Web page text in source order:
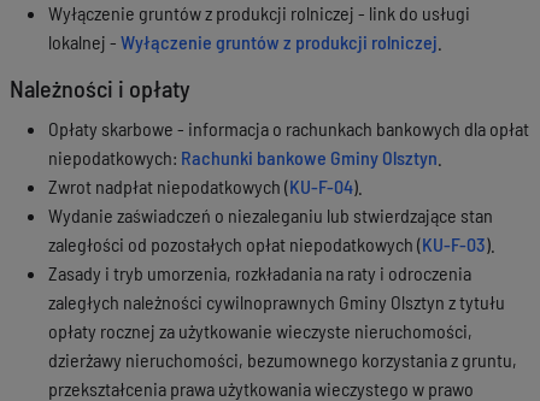
Wyłączenie gruntów z produkcji rolniczej - link do usługi
lokalnej - Wyłączenie gruntów z produkcji rolniczej
Należności i opłaty
Opłaty skarbowe - informacja o rachunkach bankowych dla opłat
niepodatkowych: Rachunki bankowe Gminy Olsztyn
Zwrot nadpłat niepodatkowych (KU-F-04).
Wydanie zaświadczeń o niezaleganiu lub stwierdzające stan
zaległości od pozostałych opłat niepodatkowych (KU-F-03).
Zasady i tryb umorzenia, rozkładania na raty i odroczenia
zaległych należności cywilnoprawnych Gminy Olsztyn z tytułu
opłaty rocznej za użytkowanie wieczyste nieruchomości,
dzierżawy nieruchomości, bezumownego korzystania z gruntu,
przekształcenia prawa użytkowania wieczystego w prawo